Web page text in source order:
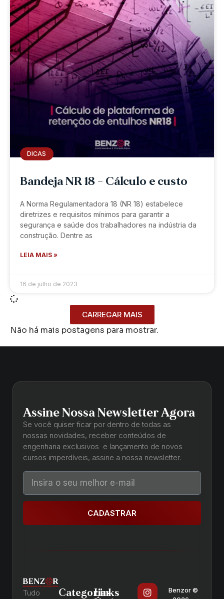
DICAS
Bandeja NR 18 – Cálculo e custo
A Norma Regulamentadora 18 (NR 18) estabelece
diretrizes e requisitos mínimos para garantir a
segurança e saúde dos trabalhadores na indústria da
construção. Dentre as
LEIA MAIS »
16 de julho de 2023
CARREGAR MAIS
Não há mais postagens para mostrar.
Assine Nossa Newsletter Agora
Se você quiser ficar por dentro de todas as
nossas novidades, receber conteúdos de
engenharia exclusivos e lançamento de novos
cursos imperdíveis, assine a nossa newsletter.
CADASTRAR
Tudo
Categorias
Links
Benzor ©